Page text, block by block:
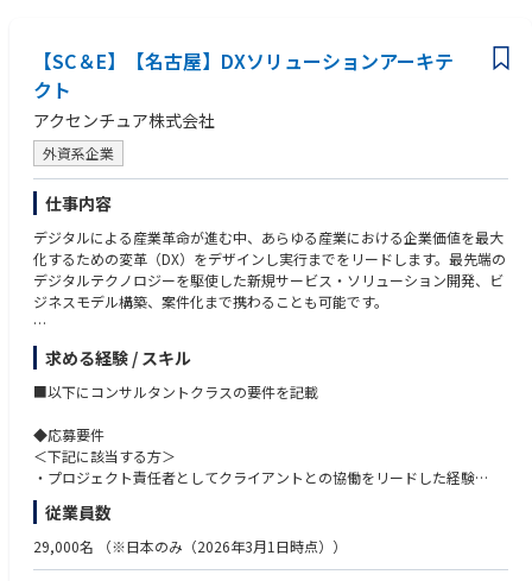
└会計や生産管理業務のプロフェッショナルになっていただき、顧客のニ
ーズに応じた最適なITソリューションを提案し、システム導入や運用改
善、プロジェクト管理などを行います。
６．ITコンサルタント
└クライアントを数社経験し、特定や広範囲の顧客業務（会計や生産や調
達）のプロフェッショナルとして、顧客業務課題整理、課題改善から、課
題解決のための業務改革、ソリューション提案を実行します。
７．技術のスペシャリスト
└最新技術に精通し、AIやRPA、クラウド(AWS,Azureなど)のスペシャリス
トとして、組織全体、PJ横断で技術の伝道師、共通サポートとしてBBSの
技術力を支えていただきます。
８．営業職へのキャリアチェンジ
└SEの経験を活かしてクライアントとのリレーションを構築・拡大し、
業務面・システム面に於ける課題に対する解決策を提案し、
開発部隊とともにその実現に向けた提案を行います。
顧客の獲得はセミナーなどを企画・運営し、その後のフォローまたはW
コンサルティング・ソリューションの新規営業活動を行いつつ、
並行して既存顧客とのリレーションを深耕し、既存ビジネスの拡大をも
担います。
進
・デジタルツイン技術やIoT/XR技術活用による経営と現場の融合・アナリ
ティクス業務の高度化
・Autodesk REVIT/HEXAGON/AVEVA/Unity/Snaptrudeソフトウェアを活用
したエンジニアリング・維持管理領域のDXの推進
・Salesforce/ServiceCloudの活用によるフィールドサービス（メンテナン
ス・現場工事）の高度化
・スマートファクトリー・原子力・火力・風力発電所等の大型EPC案件の
PMO支援（PM/EM/コントローラー支援）
学）、技術（総合技術監理：熱工学）
◆望ましい経験・スキル
・新工場建設・事業ポートフォリオ・リスク管理・資源開発における投資
管理実務の経験者
・3Dエンジニアリングソリューションに係る設計・導入経験者
・BIMやCIMの導入や社内外導入経験
・Autodesk Revit/HEXAGON/AVEVA/Snaptrude/Unityの導入経験者
・発電・石油・化学プラントEPC業務におけるエンジニアリングマネジャ
ー経験者、コストコントローラーの経験者
・エネルギートレーディング＆リスク管理システムに係る設計・導入経験
者(Allegro/RightAngle/Endur/Enuit)
・ドローンや衛星を使用した画像解析（測量・劣化診断・防災）の経験
・システム・データのアーキテクチャーデザイン・システム設計・開発・
導入系経験
【SC＆E】【名古屋】DXソリューションアーキテ
クト
アクセンチュア株式会社
外資系企業
仕事内容
デジタルによる産業革命が進む中、あらゆる産業における企業価値を最大
化するための変革（DX）をデザインし実行までをリードします。最先端の
デジタルテクノロジーを駆使した新規サービス・ソリューション開発、ビ
ジネスモデル構築、案件化まで携わることも可能です。
◆業務内容
・お客様と協働しながら変革のビジョンを設定し、その実現のために必要
トソーシング等）を、アクセンチュアやパートナーの専門家とともにデザ
インします。
・特に、IoT/Cloud/AI/Blockchain等のデジタル技術に関する知識/経験を
・また、それらのソリューションの導入に向けて、複数のプロジェクトを
連動させながら推進するためのプログラムマネジメントを担います。
求める経験 / スキル
■以下にコンサルタントクラスの要件を記載
◆応募要件
＜下記に該当する方＞
・プロジェクト責任者としてクライアントとの協働をリードした経験
・企業や公共機関における基幹業務およびシステムの全体設計に関する5
年以上の経験
・クラウド基盤(AWS/GCP/Azure)、データベース管理、運用管理等のバッ
従業員数
29,000名 （※日本のみ（2026年3月1日時点））